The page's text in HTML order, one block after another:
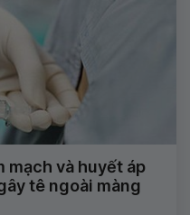
mạch và huyết áp
tê ngoài màng